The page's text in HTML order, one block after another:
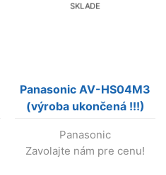
SKLADE
Panasonic AV-HS04M3
(výroba ukončená !!!)
Panasonic
Zavolajte nám pre cenu!